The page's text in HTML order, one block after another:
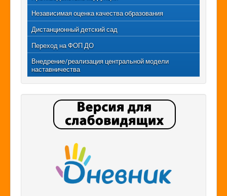
Независимая оценка качества образования
Дистанционный детский сад
Переход на ФОП ДО
Внедрение/реализация центральной модели
наставничества